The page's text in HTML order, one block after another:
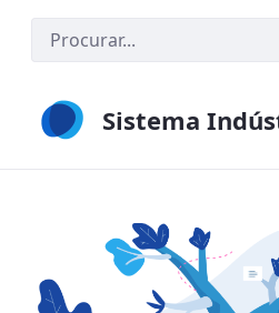
Pular para o Conteúdo principal
Sistema